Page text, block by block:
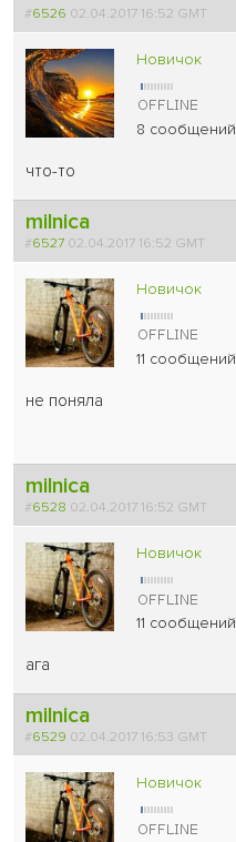
#6526 02.04.2017 16:52 GMT
Новичок
8 сообщений
что-то
milnica
#6527 02.04.2017 16:52 GMT
Новичок
11 сообщений
не поняла
milnica
#6528 02.04.2017 16:52 GMT
Новичок
11 сообщений
ага
milnica
#6529 02.04.2017 16:53 GMT
Новичок